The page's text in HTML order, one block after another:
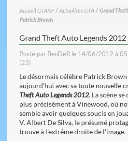
Accueil GTANF/ Actualités GTA / Grand
Patrick Brown
Grand Theft Auto Legends
Posté par BenDeR le 14/06/2012 à
(23)
Le désormais célèbre Patrick
aujourd'hui avec sa toute nouvelle
Theft Auto Legends 2012. La scène
plus précisément à Vinewood, où
semble avoir quelques soucis en
V. Albert De Silva, le présumé
trouve à l'extrême droite de l'image.